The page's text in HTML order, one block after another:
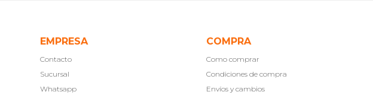
EMPRESA
Contacto
Sucursal
Whatsapp
COMPRA
Como comprar
Condiciones de compra
Envíos y cambios